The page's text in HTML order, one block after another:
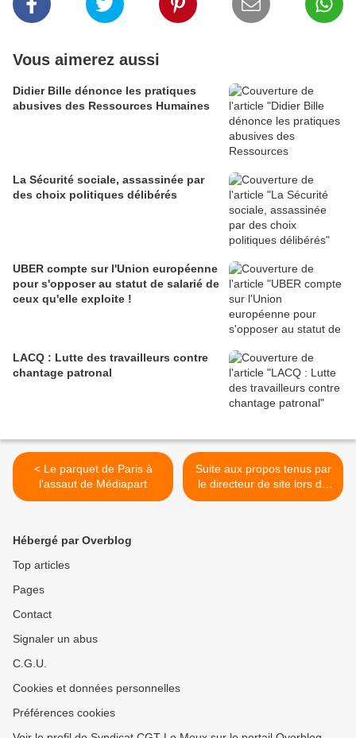
Vous aimerez aussi
Didier Bille dénonce les pratiques
abusives des Ressources Humaines
La Sécurité sociale, assassinée par
des choix politiques délibérés
UBER compte sur l'Union européenne
pour s'opposer au statut de salarié de
ceux qu'elle exploite !
LACQ : Lutte des travailleurs contre
chantage patronal
< Le parquet de Paris à
l'assaut de Médiapart
Suite aux propos tenus par
le directeur de site lors de
la réunion time briefing >
Hébergé par Overblog
Top articles
Pages
Contact
Signaler un abus
C.G.U.
Cookies et données personnelles
Préférences cookies